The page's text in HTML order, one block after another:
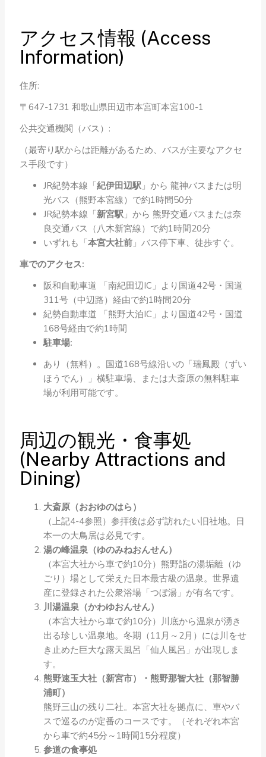
アクセス情報 (Access
Information)
住所:
〒647-1731 和歌山県田辺市本宮町本宮100-1
公共交通機関（バス）:
（最寄り駅からは距離があるため、バスが主要なアクセ
ス手段です）
JR紀勢本線「紀伊田辺駅」から 龍神バスまたは明
光バス（熊野本宮線）で約1時間50分
JR紀勢本線「新宮駅」から 熊野交通バスまたは奈
良交通バス（八木新宮線）で約1時間20分
いずれも「本宮大社前 」バス停下車、徒歩すぐ。
車でのアクセス:
阪和自動車道 「南紀田辺IC」より国道42号・国道
311号（中辺路）経由で約1時間20分
紀勢自動車道 「熊野大泊IC」より国道42号・国道
168号経由で約1時間
駐車場:
あり（無料）。国道168号線沿いの「瑞鳳殿（ずい
ほうでん）」横駐車場、または大斎原の無料駐車
場が利用可能です。
周辺の観光・食事処
(Nearby Attractions and
Dining)
大斎原（おおゆのはら）
（上記4-4参照）参拝後は必ず訪れたい旧社地。日
本一の大鳥居は必見です。
湯の峰温泉（ゆのみねおんせん）
（本宮大社から車で約10分）熊野詣の湯垢離（ゆ
ごり）場として栄えた日本最古級の温泉。世界遺
産に登録された公衆浴場「つぼ湯」が有名です。
川湯温泉（かわゆおんせん）
（本宮大社から車で約10分）川底から温泉が湧き
出る珍しい温泉地。冬期（11月～2月）には川をせ
き止めた巨大な露天風呂「仙人風呂」が出現しま
す。
熊野速玉大社（新宮市）・熊野那智大社（那智勝
浦町）
熊野三山の残り二社。本宮大社を拠点に、車やバ
スで巡るのが定番のコースです。（それぞれ本宮
から車で約45分～1時間15分程度）
参道の食事処